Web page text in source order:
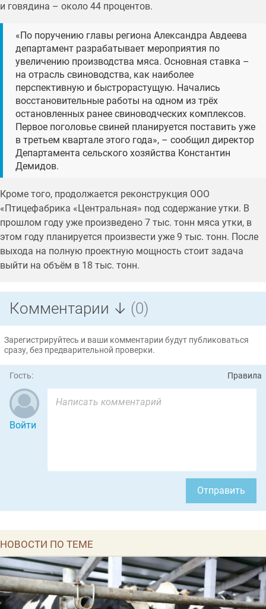
и говядина – около 44 процентов.
«По поручению главы региона Александра Авдеева
департамент разрабатывает мероприятия по
увеличению производства мяса. Основная ставка –
на отрасль свиноводства, как наиболее
перспективную и быстрорастущую. Начались
восстановительные работы на одном из трёх
остановленных ранее свиноводческих комплексов.
Первое поголовье свиней планируется поставить уже
в третьем квартале этого года», – сообщил директор
Департамента сельского хозяйства Константин
Демидов.
Кроме того, продолжается реконструкция ООО
«Птицефабрика «Центральная» под содержание утки. В
прошлом году уже произведено 7 тыс. тонн мяса утки, в
этом году планируется произвести уже 9 тыс. тонн. После
выхода на полную проектную мощность стоит задача
выйти на объём в 18 тыс. тонн.
Комментарии ↓ (0)
Зарегистрируйтесь и ваши комментарии будут публиковаться
сразу, без предварительной проверки.
Гость: Правила
Войти
Отправить
НОВОСТИ ПО ТЕМЕ